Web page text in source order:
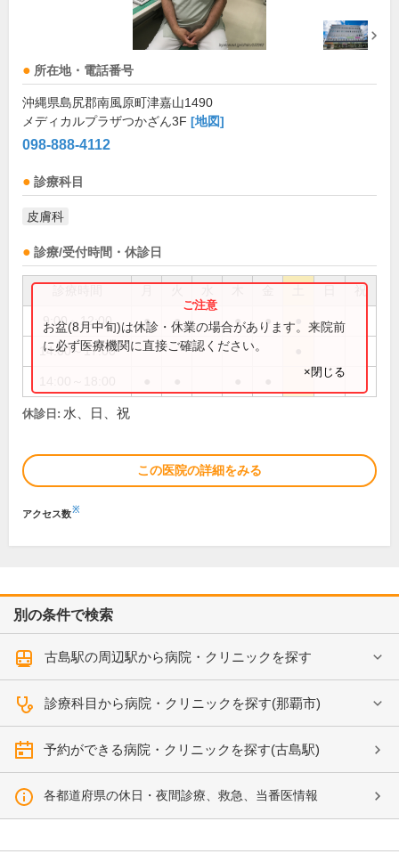
所在地・電話番号
沖縄県島尻郡南風原町津嘉山1490
メディカルプラザつかざん3F [地図]
098-888-4112
診療科目
皮膚科
診療/受付時間・休診日
祝
9:00～12:00 ● ● ● ●
14:00～17:00
お盆(8月中旬)は休診・休業の場合があります。来院前
に必ず医療機関に直接ご確認ください。
×閉じる
休診日: 水、日、祝
この医院の詳細をみる
アクセス数※
別の条件で検索
古島駅の周辺駅から病院・クリニックを探す
診療科目から病院・クリニックを探す(那覇市)
予約ができる病院・クリニックを探す(古島駅)
各都道府県の休日・夜間診療、救急、当番医情報